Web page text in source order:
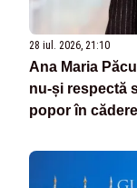
28 iul. 2026, 21:10
Ana Maria
nu-și respectă
popor în